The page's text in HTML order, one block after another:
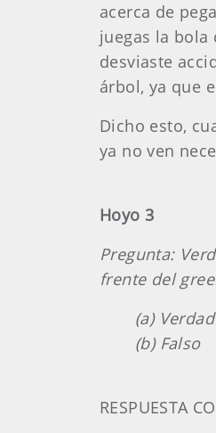
acerca de
juegas la bola
desviaste
árbol, ya que
Dicho esto,
ya no ven
Hoyo 3
Pregunta:
frente del
(a)
(b) Falso
RESPUESTA